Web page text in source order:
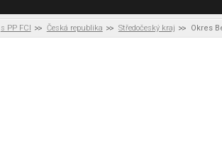
s PP FCI Česká republika Středočeský kraj Okres